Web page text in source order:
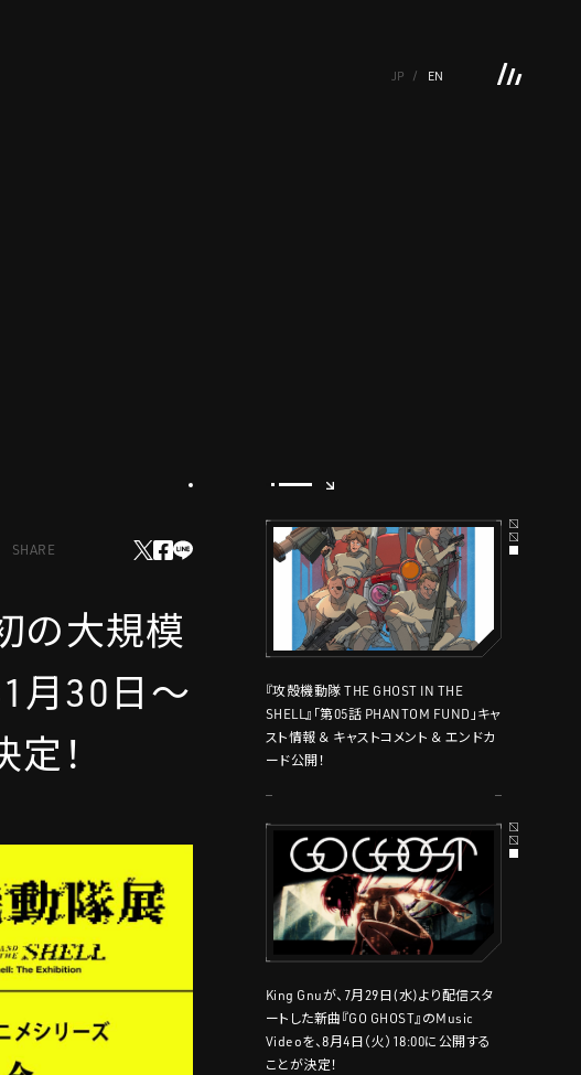
JP EN
SHARE
の大規模
月30日〜
！
『攻殻機動隊 THE GHOST IN THE
SHELL』「第05話 PHANTOM FUND」キャ
スト情報 ＆ キャストコメント ＆ エンドカ
ード公開！
King Gnuが、7月29日(水)より配信スタ
ートした新曲『GO GHOST』のMusic
Videoを、8月4日（火）18:00に公開する
ことが決定！